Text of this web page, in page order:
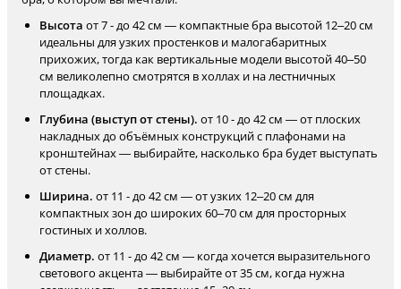
Высота от 7 - до 42 см — компактные бра высотой 12–20 см
идеальны для узких простенков и малогабаритных
прихожих, тогда как вертикальные модели высотой 40–50
см великолепно смотрятся в холлах и на лестничных
площадках.
Глубина (выступ от стены). от 10 - до 42 см — от плоских
накладных до объёмных конструкций с плафонами на
кронштейнах — выбирайте, насколько бра будет выступать
от стены.
Ширина. от 11 - до 42 см — от узких 12–20 см для
компактных зон до широких 60–70 см для просторных
гостиных и холлов.
Диаметр. от 11 - до 42 см — когда хочется выразительного
светового акцента — выбирайте от 35 см, когда нужна